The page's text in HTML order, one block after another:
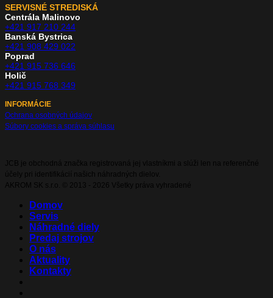
SERVISNÉ STREDISKÁ
Centrála Malinovo
+421 917 210 244
Banská Bystrica
+421 908 429 022
Poprad
+421 915 736 646
Holič
+421 915 768 349
INFORMÁCIE
Ochrana osobných údajov
Súbory cookies a správa súhlasu
JCB je obchodná značka registrovaná jej vlastníkmi a slúži len na referenčné
účely pri identifikácií našich náhradných dielov.
AKROM SK s.r.o. © 2013 - 2026 Všetky práva vyhradené
Domov
Servis
Náhradné diely
Predaj strojov
O nás
Aktuality
Kontakty